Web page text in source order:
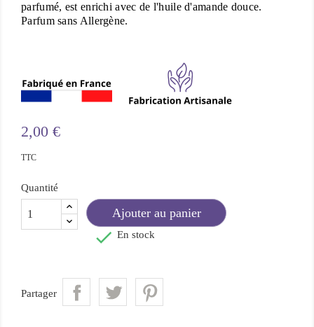
parfumé, est enrichi avec de l'huile d'amande douce.
Parfum sans Allergène.
2,00 €
TTC
Quantité
Ajouter au panier
 En stock
Partager